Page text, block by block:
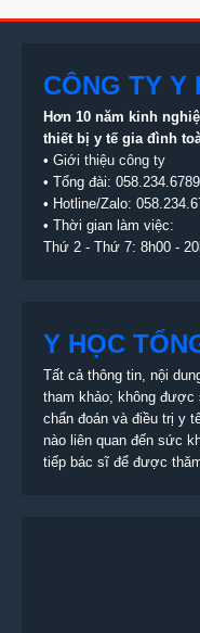
CÔNG TY Y
Hơn 10 năm kinh
thiết bị y tế gia đình
• Giới thiệu công ty
• Tổng đài: 058.234.6789
• Hotline/Zalo:
• Thời gian làm việc:
Thứ 2 - Thứ 7: 8h00 -
Y HỌC
Tất cả thông tin, nội
tham khảo; không
chẩn đoán và điều trị y
nào liên quan đến sức
tiếp bác sĩ để được